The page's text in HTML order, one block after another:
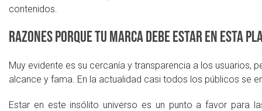
contenidos.
Razones porque tu marca debe estar en esta
Muy evidente es su cercanía y transparencia a los usuarios,
alcance y fama. En la actualidad casi todos los públicos se
Estar en este insólito universo es un punto a favor para